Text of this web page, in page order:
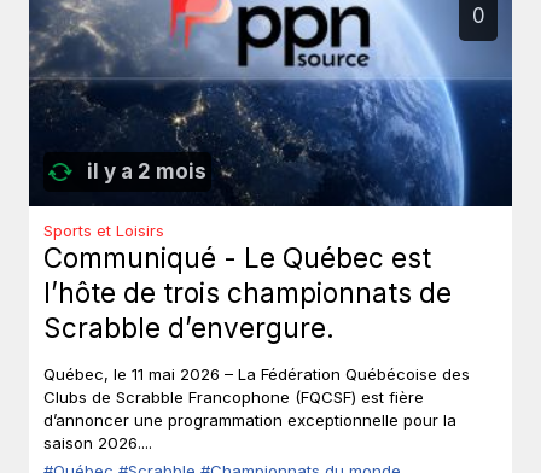
il y a 2 mois
0
Sports et Loisirs
Communiqué - Le Québec est
l’hôte de trois championnats de
Scrabble d’envergure.
Québec, le 11 mai 2026 – La Fédération Québécoise des
Clubs de Scrabble Francophone (FQCSF) est fière
d’annoncer une programmation exceptionnelle pour la
saison 2026....